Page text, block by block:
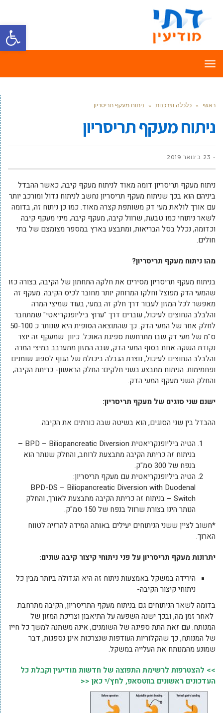
פתח
תפריט
ראשי » כלכלה וצרכנות » ניתוח מעקף תריסריון
ניתוח מעקף תריסריון
23 בינואר 2019
ניתוח מעקף תריסריון דומה מאוד לניתוח מעקף קיבה, כאשר ההבדל
ביניהם הוא בכך שניתוח מעקף תריסריון נחשב לניתוח גדול ומורכב יותר
עם אורך לולאת מעי דק משותפת קצרה מאוד. כמו כן ניתוח זה, בדומה
לשאר ניתוחי כמו טבעת, שרוול קיבה, מעקף קיבה, מיני מעקף קיבה
וכדומה, נכלל בסל הבריאות, ומתבצע בארץ במספר מצומצם של בתי
חולים.
מהו ניתוח מעקף תריסריון?
בניתוח מעקף תריסריון מסירים את חלקה התחתון של הקיבה, בצורה כזו
שהמעי הדק מפוצל וחלקו המרוחק יותר מחובר לכיס הקיבה. מעקף זה
מאפשר לכל המזון לעבור דרך חלק זה במעי, בעוד שמיצי המרה
והלבלב הנחוצים לעיכול, עוברים דרך "ערוץ ביליופנקריאטי" שמתחבר
לחלק אחר של המעי הדק. כך שהתוצאה הסופית היא שנותר כ 50-100
ס"מ של מעי דק שבו מתרחשת ספיגת האוכל. כיוון שמעקף זה יוצר
נקודת השקה אחת בסוף המעי הדק, שבה המזון מתערבב במיצי המרה
והלבלב הנחוצים לעיכול, נוצרת הגבלה ביכולת של הגוף לספוג שומנים
ופחמימות. הניתוח מתבצע בשני חלקים: החלק הראשון- כריתת הקיבה,
והחלק השני מעקף המעי הדק.
ישנם שני סוגים של מעקף תריסריון:
ההבדל בין שני הסוגים, הוא בשיטה שבה כורתים את הקיבה.
הטיה ביליופנקריאטית BPD – Biliopancreatic Diversion
–
בניתוח זה כריתת הקיבה מתבצעת לרוחב, והחלק שנותר הוא
בנפח של 300 סמ"ק.
הטיה ביליופנקריאטית עם מעקף תריסריון:
BPD-DS – Biliopancreatic Diversion with Duodenal
Switch
– בניתוח זה כריתת הקיבה מתבצעת לאורך, והחלק
הנותר הינו בצורת שרוול בנפח של 150 סמ"ק.
*חשוב לציין ששני הניתוחים יעילים באותה המידה להרזיה לטווח
הארוך.
יתרונות מעקף תריסריון על פני ניתוחי קיצור קיבה שונים:
הירידה במשקל באמצעות ניתוח זה היא הגדולה ביותר מבין כל
ניתוחי קיצור הקיבה-
בדומה לשאר הניתוחים גם בניתוח מעקף התריסריון, הקיבה מתרחבת
לאחר זמן מה, ובכך ישנה השפעה על התיאבון וצריכת המזון של
המנותח. עם זאת התת ספיגה של השומנים, אינה משתנה למשך כל חייו
של המנותח, כך שהקלוריות העודפות שנצרכות אינן נספגות, דבר
שמונע מהמנותח את העלייה במשקל.
>> להצטרפות לרשימת התפוצה של חדשות מודיעין וקבלת כל
העדכונים ראשונים בווטסאפ, לחץ/י כאן <<